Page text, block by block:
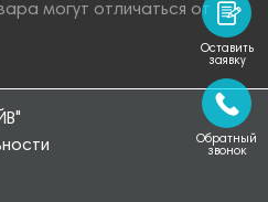
могут отличаться от
Оставить
заявку
Обратный
звонок